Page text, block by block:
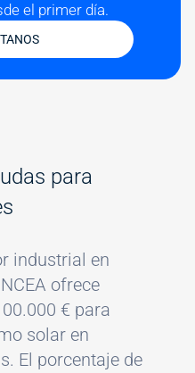
el primer día.
para
industrial en
ofrece
€ para
solar en
El porcentaje de